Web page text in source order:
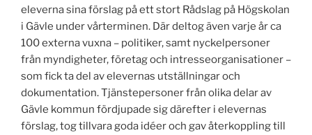
eleverna sina förslag på ett stort Rådslag på Högskolan
i Gävle under vårterminen. Där deltog även varje år ca
100 externa vuxna – politiker, samt nyckelpersoner
från myndigheter, företag och intresseorganisationer –
som fick ta del av elevernas utställningar och
dokumentation. Tjänstepersoner från olika delar av
Gävle kommun fördjupade sig därefter i elevernas
förslag, tog tillvara goda idéer och gav återkoppling till